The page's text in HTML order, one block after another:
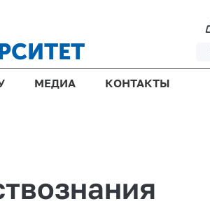
МЕДИА КОНТАКТЫ